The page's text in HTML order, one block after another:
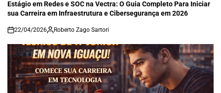
IN
Estágio em Redes e SOC na Vectra: O Guia Completo Para Iniciar
sua Carreira em Infraestrutura e Cibersegurança em 2026
on
22/04/2026 Roberto Zago Sartori